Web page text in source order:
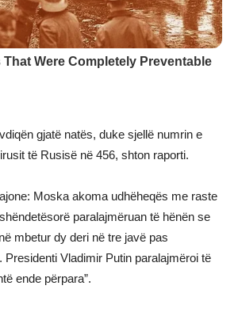
gjatë natës, duke sjellë numrin e
të Rusisë në 456, shton raporti.
Moska akoma udhëheqës me raste
paralajmëruan të hënën se
mbetur dy deri në tre javë pas
Presidenti Vladimir Putin paralajmëroi të
ende përpara”.